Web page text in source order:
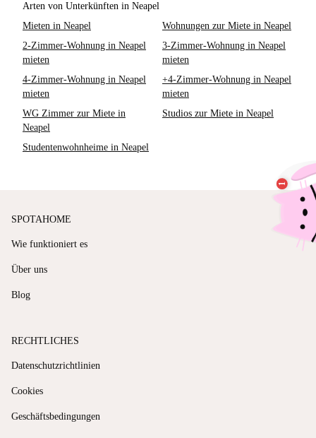
Arten von Unterkünften in Neapel
Mieten in Neapel
Wohnungen zur Miete in Neapel
2-Zimmer-Wohnung in Neapel
mieten
3-Zimmer-Wohnung in Neapel
mieten
4-Zimmer-Wohnung in Neapel
mieten
+4-Zimmer-Wohnung in Neapel
mieten
WG Zimmer zur Miete in
Neapel
Studios zur Miete in Neapel
Studentenwohnheime in Neapel
SPOTAHOME
Wie funktioniert es
Über uns
Blog
RECHTLICHES
Datenschutzrichtlinien
Cookies
Geschäftsbedingungen